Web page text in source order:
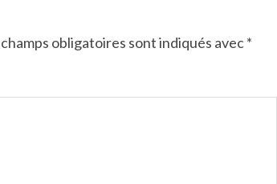
champs obligatoires sont indiqués avec*